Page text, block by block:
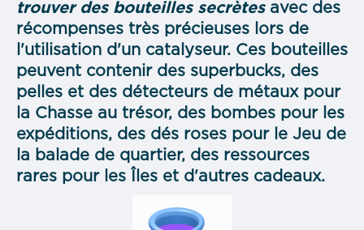
trouver des bouteilles secrètesavec des
récompenses très précieuses lors de
l'utilisation d'un catalyseur. Ces bouteilles
peuvent contenir des superbucks, des
pelles et des détecteurs de métaux pour
la Chasse au trésor, des bombes pour les
expéditions, des dés roses pour le Jeu de
la balade de quartier, des ressources
rares pour les Îles et d'autres cadeaux.